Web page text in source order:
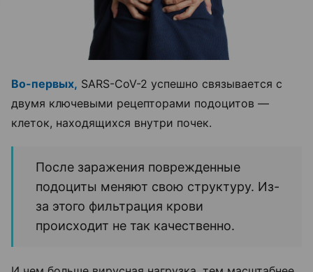
Во-первых, SARS-CoV-2 успешно связывается с
двумя ключевыми рецепторами подоцитов —
клеток, находящихся внутри почек.
После заражения поврежденные
подоциты меняют свою структуру. Из-
за этого фильтрация крови
происходит не так качественно.